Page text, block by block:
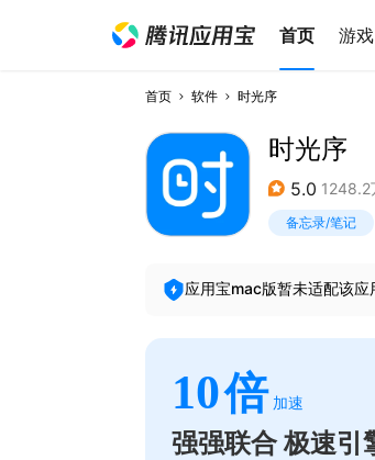
首页 游戏
首页 软件 时光序
时光序
5.0 1248.2
备忘录/笔记
应用宝mac版暂未适配该
10倍 加速
强强联合 极速引